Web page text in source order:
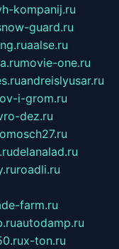
kompanij.ru
guard.ru
aalse.ru
movie-one.ru
andreislyusar.ru
i-grom.ru
dez.ru
delanalad.ru
roadli.ru
farm.ru
autodamp.ru
x-ton.ru